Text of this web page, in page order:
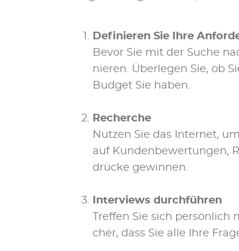
De­fi­nie­ren Sie Ih­re
Be­vor Sie mit der Su­che
nie­ren. Über­le­gen Sie, ob
Bud­get Sie ha­ben.
Re­cher­che
Nut­zen Sie das In­ter­net,
auf Kun­den­be­wer­tun­gen,
drü­cke ge­win­nen.
In­ter­views durch­füh­ren
Tref­fen Sie sich
cher, dass Sie al­le Ih­re